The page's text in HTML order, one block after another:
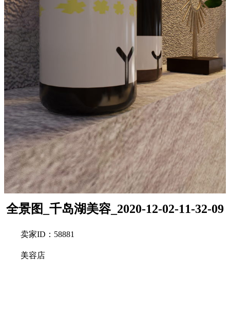
全景图_千岛湖美容_2020-12-02-11-32-09
卖家ID：58881
美容店